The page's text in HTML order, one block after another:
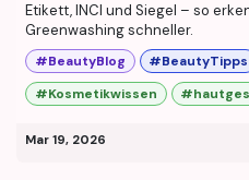
Etikett, INCI und Siegel – so
Greenwashing schneller.
#BeautyBlog #BeautyTipps
#Kosmetikwissen
Mar 19, 2026